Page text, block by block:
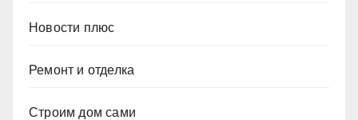
Новости плюс
Ремонт и отделка
Строим дом сами